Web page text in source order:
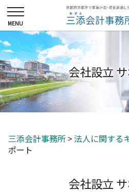
会社設立
三添会計事務所 >法人に関する
ポート
会社設立